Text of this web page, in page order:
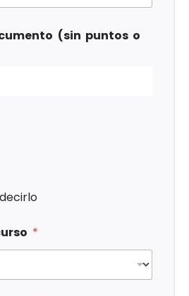
(sin puntos o
*